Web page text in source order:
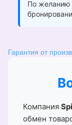
По желанию
Гарантия от
Компания
обмен